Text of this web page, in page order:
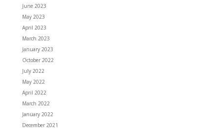
June 2023
May 2023
April 2023
March 2023
January 2023
October 2022
July 2022
May 2022
April 2022
March 2022
January 2022
December 2021